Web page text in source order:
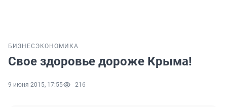
БИЗНЕС ЭКОНОМИКА
Свое здоровье дороже Крыма!
9 июня 2015, 17:55 216